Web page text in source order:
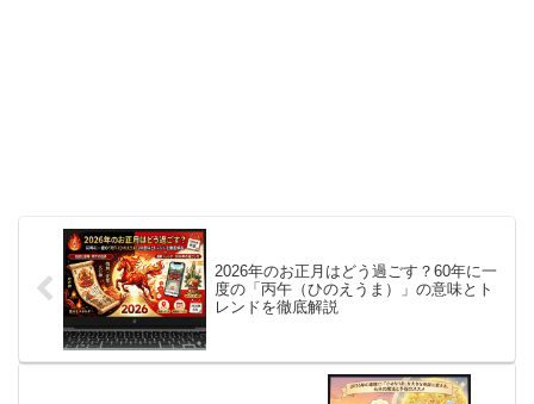
2026年のお正月はどう過ごす？60年に一
度の「丙午（ひのえうま）」の意味とト
レンドを徹底解説